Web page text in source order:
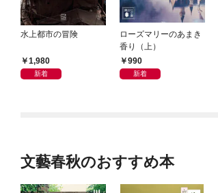
水上都市の冒険
1,980
新着
ローズマリーのあまき
香り（上）
990
新着
文藝春秋のおすすめ本